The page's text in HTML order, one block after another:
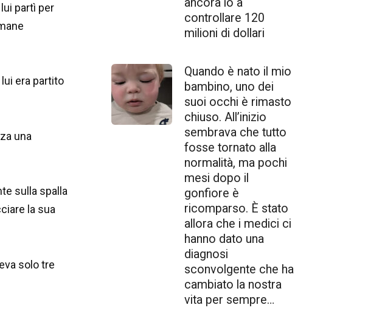
partì per
era partito
una
sulla spalla
la sua
solo tre
controllare 120
milioni di dollari
Quando è nato il mio
bambino, uno dei
suoi occhi è rimasto
chiuso. All’inizio
sembrava che tutto
fosse tornato alla
normalità, ma pochi
mesi dopo il
gonfiore è
ricomparso. È stato
allora che i medici ci
hanno dato una
diagnosi
sconvolgente che ha
cambiato la nostra
vita per sempre…